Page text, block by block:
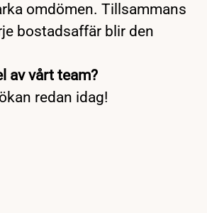
omdömen. Tillsammans
bostadsaffär blir den
av vårt team?
redan idag!